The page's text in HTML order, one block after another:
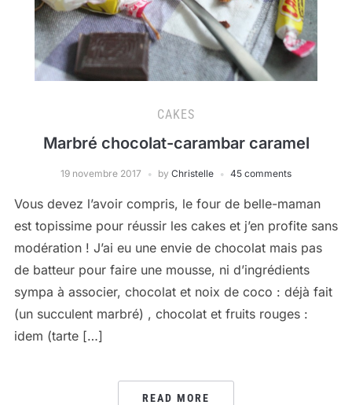
CAKES
Marbré chocolat-carambar caramel
19 novembre 2017 by Christelle 45 comments
Vous devez l’avoir compris, le four de belle-maman
est topissime pour réussir les cakes et j’en profite sans
modération ! J’ai eu une envie de chocolat mais pas
de batteur pour faire une mousse, ni d’ingrédients
sympa à associer, chocolat et noix de coco : déjà fait
(un succulent marbré) , chocolat et fruits rouges :
idem (tarte […]
READ MORE